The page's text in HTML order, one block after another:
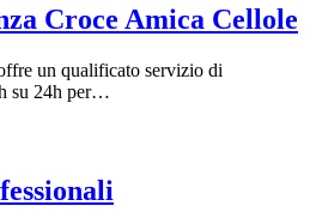
Croce Amica Cellole
un qualificato servizio di
su 24h per…